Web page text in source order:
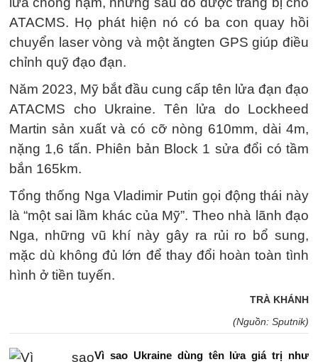
ATACMS. Họ phát hiện nó có ba con quay hồi
chuyển laser vòng và một ăngten GPS giúp điều
chỉnh quỹ đạo đạn.
Năm 2023, Mỹ bắt đầu cung cấp tên lửa đạn đạo
ATACMS cho Ukraine. Tên lửa do Lockheed
Martin sản xuất và có cỡ nòng 610mm, dài 4m,
nặng 1,6 tấn. Phiên bản Block 1 sửa đổi có tầm
bắn 165km.
Tổng thống Nga Vladimir Putin gọi động thái này
là “một sai lầm khác của Mỹ”. Theo nhà lãnh đạo
Nga, những vũ khí này gây ra rủi ro bổ sung,
mặc dù không đủ lớn để thay đổi hoàn toàn tình
hình ở tiền tuyến.
TRÀ KHÁNH
(Nguồn: Sputnik)
Vì sao Ukraine dùng tên lửa giá trị như